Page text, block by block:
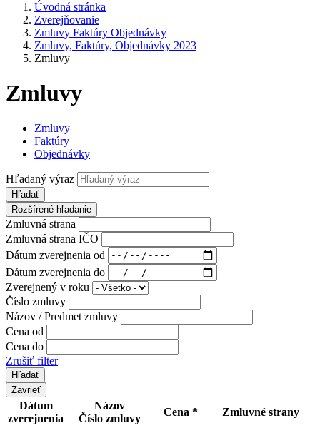
Úvodná stránka
Zverejňovanie
Zmluvy Faktúry Objednávky
Zmluvy, Faktúry, Objednávky 2023
Zmluvy
Zmluvy
Zmluvy
Faktúry
Objednávky
Hľadaný výraz
Hľadať
Rozšírené hľadanie
Zmluvná strana
Zmluvná strana IČO
Dátum zverejnenia od
Dátum zverejnenia do
Zverejnený v roku
Číslo zmluvy
Názov / Predmet zmluvy
Cena od
Cena do
Zrušiť filter
Zavrieť
Dátum
zverejnenia
Názov
Číslo zmluvy
Cena * Zmluvné strany